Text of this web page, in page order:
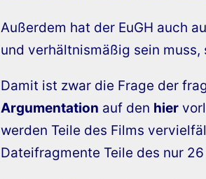
Außerdem hat der EuGH auch
und verhältnismäßig sein
Damit ist zwar die Frage der
Argumentation auf den hier
werden Teile des Films
Dateifragmente Teile des nur